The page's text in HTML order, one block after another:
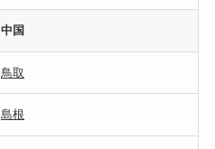
中国
鳥取
島根